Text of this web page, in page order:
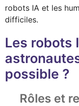
robots IA et les
difficiles.
Les robots
possible ?
Rôles et